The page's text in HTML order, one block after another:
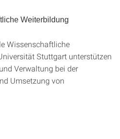
Weiterbildung
Wissenschaftliche
Stuttgart unterstützen
Verwaltung bei der
Umsetzung von